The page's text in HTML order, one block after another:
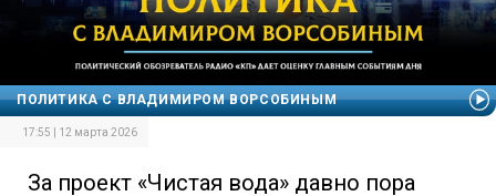
ПОЛИТИКА С ВЛАДИМИРОМ ВОРСОБИНЫМ
17:55 | 12 марта 2026
За проект «Чистая вода» давно пора